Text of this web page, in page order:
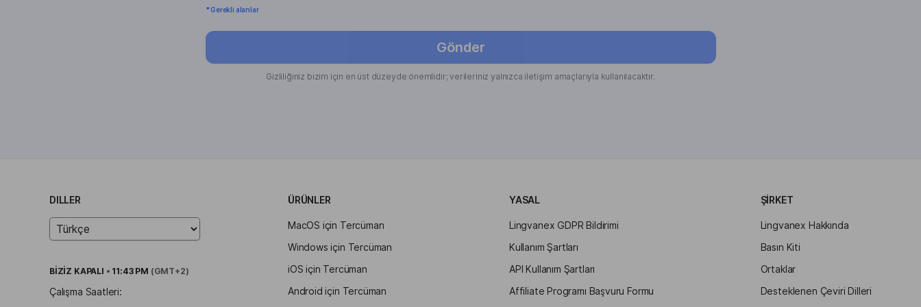
* Gerekli alanlar
Gönder
Gizliliğiniz bizim için en üst düzeyde önemlidir; verileriniz yalnızca iletişim amaçlarıyla kullanılacaktır.
DILLER
BİZİZ KAPALI • 11:43 PM (GMT+2)
Çalışma Saatleri:
ÜRÜNLER
MacOS için Tercüman
Windows için Tercüman
iOS için Tercüman
Android için Tercüman
YASAL
Lingvanex GDPR Bildirimi
Kullanım Şartları
API Kullanım Şartları
Affiliate Programı Başvuru Formu
ŞIRKET
Lingvanex Hakkında
Basın Kiti
Ortaklar
Desteklenen Çeviri Dilleri